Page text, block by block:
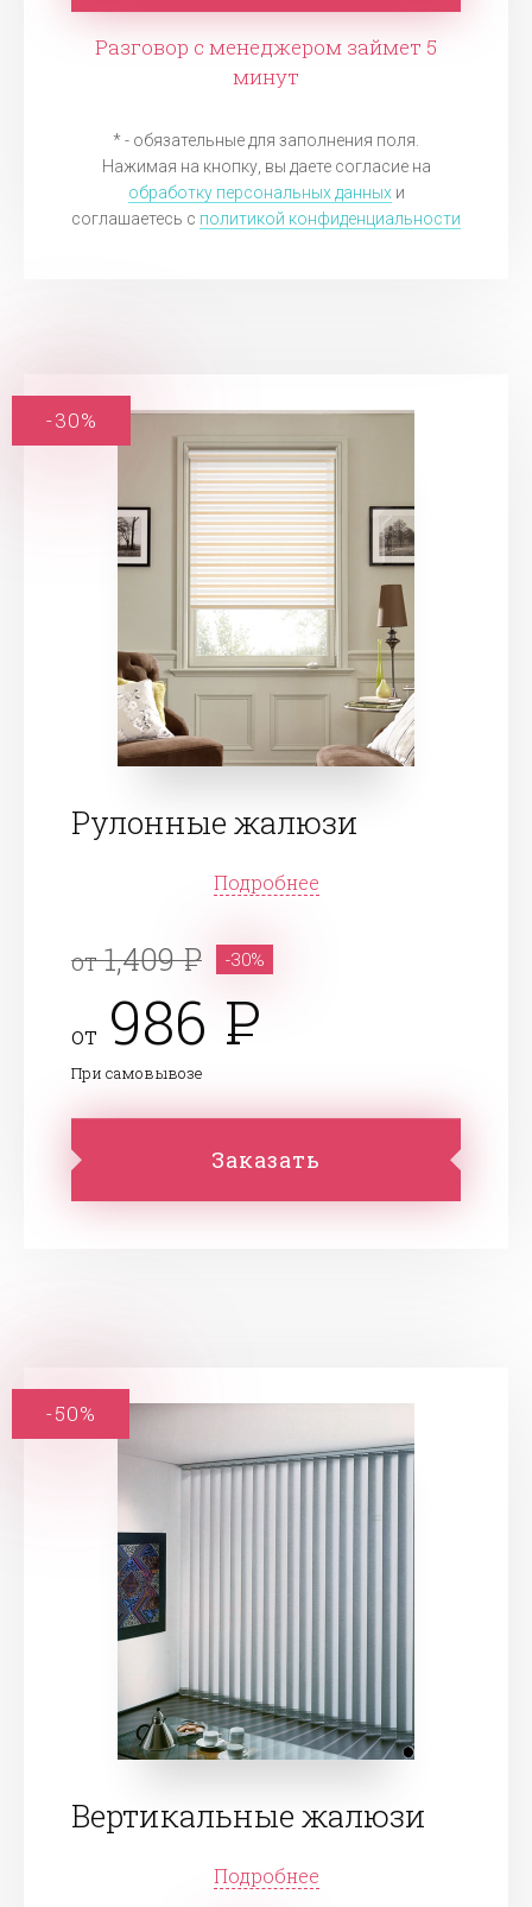
Разговор с менеджером займет 5
минут
* - обязательные для заполнения поля.
Нажимая на кнопку, вы даете согласие на
обработку персональных данныхи
соглашаетесь c политикой конфиденциальности
Рулонные жалюзи
Подробнее
от1,409 -30%
от 986
При самовывозе
Заказать
-30%
Вертикальные жалюзи
Подробнее
-50%